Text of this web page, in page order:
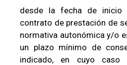
desde la fecha de inicio
contrato de prestación de
normativa autonómica y/o
un plazo mínimo de
indicado, en cuyo